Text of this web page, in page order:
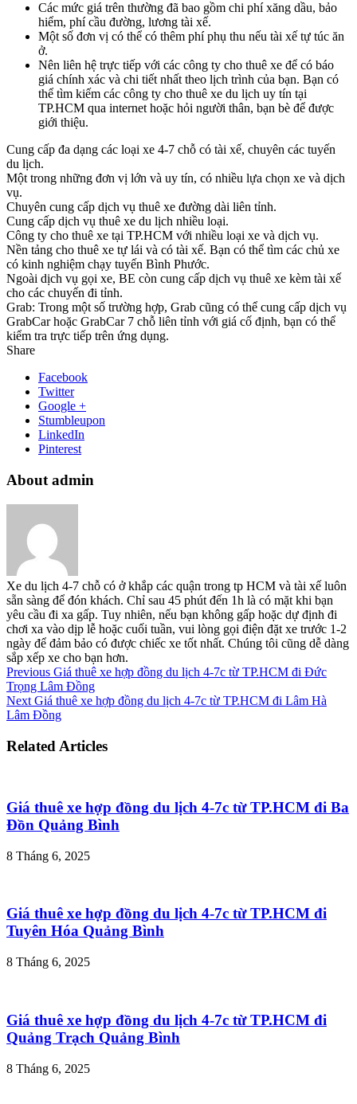
Các mức giá trên thường đã bao gồm chi phí xăng dầu, bảo
hiểm, phí cầu đường, lương tài xế.
Một số đơn vị có thể có thêm phí phụ thu nếu tài xế tự túc ăn
ở.
Nên liên hệ trực tiếp với các công ty cho thuê xe để có báo
giá chính xác và chi tiết nhất theo lịch trình của bạn. Bạn có
thể tìm kiếm các công ty cho thuê xe du lịch uy tín tại
TP.HCM qua internet hoặc hỏi người thân, bạn bè để được
giới thiệu.
Cung cấp đa dạng các loại xe 4-7 chỗ có tài xế, chuyên các tuyến
du lịch.
Một trong những đơn vị lớn và uy tín, có nhiều lựa chọn xe và dịch
vụ.
Chuyên cung cấp dịch vụ thuê xe đường dài liên tỉnh.
Cung cấp dịch vụ thuê xe du lịch nhiều loại.
Công ty cho thuê xe tại TP.HCM với nhiều loại xe và dịch vụ.
Nền tảng cho thuê xe tự lái và có tài xế. Bạn có thể tìm các chủ xe
có kinh nghiệm chạy tuyến Bình Phước.
Ngoài dịch vụ gọi xe, BE còn cung cấp dịch vụ thuê xe kèm tài xế
cho các chuyến đi tỉnh.
Grab: Trong một số trường hợp, Grab cũng có thể cung cấp dịch vụ
GrabCar hoặc GrabCar 7 chỗ liên tỉnh với giá cố định, bạn có thể
kiểm tra trực tiếp trên ứng dụng.
Share
Facebook
Twitter
Google +
Stumbleupon
LinkedIn
Pinterest
About admin
Xe du lịch 4-7 chỗ có ở khắp các quận trong tp HCM và tài xế luôn
sẵn sàng để đón khách. Chỉ sau 45 phút đến 1h là có mặt khi bạn
yêu cầu đi xa gấp. Tuy nhiên, nếu bạn không gấp hoặc dự định đi
chơi xa vào dịp lễ hoặc cuối tuần, vui lòng gọi điện đặt xe trước 1-2
ngày để đảm bảo có được chiếc xe tốt nhất. Chúng tôi cũng dễ dàng
sắp xếp xe cho bạn hơn.
Previous Giá thuê xe hợp đồng du lịch 4-7c từ TP.HCM đi Đức
Trọng Lâm Đồng
Next Giá thuê xe hợp đồng du lịch 4-7c từ TP.HCM đi Lâm Hà
Lâm Đồng
Related Articles
Giá thuê xe hợp đồng du lịch 4-7c từ TP.HCM đi Ba
Đồn Quảng Bình
8 Tháng 6, 2025
Giá thuê xe hợp đồng du lịch 4-7c từ TP.HCM đi
Tuyên Hóa Quảng Bình
8 Tháng 6, 2025
Giá thuê xe hợp đồng du lịch 4-7c từ TP.HCM đi
Quảng Trạch Quảng Bình
8 Tháng 6, 2025